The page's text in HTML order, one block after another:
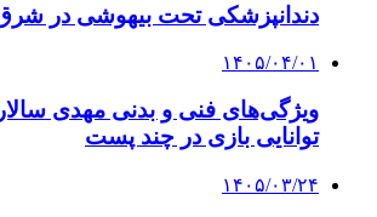
دندانپزشکی تحت بیهوشی در
۱۴۰۵/۰۴/۰۱
ویژگی‌های فنی و بدنی مهدی
توانایی بازی در چند پست
۱۴۰۵/۰۳/۲۴